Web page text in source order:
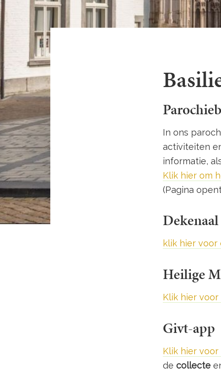
In ons
activiteiten
informatie,
Klik hier om
(Pagina
klik hier voor
Heilige
Klik hier voor
Givt-app
Klik hier
de collecte